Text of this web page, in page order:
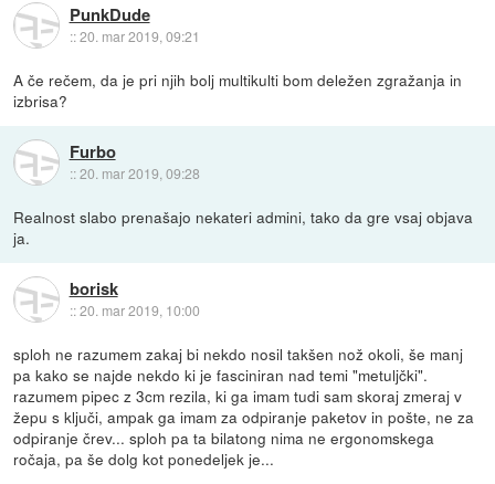
PunkDude
::20. mar 2019, 09:21
A če rečem, da je pri njih bolj multikulti bom deležen zgražanja in
izbrisa?
Furbo
::20. mar 2019, 09:28
Realnost slabo prenašajo nekateri admini, tako da gre vsaj objava
ja.
borisk
::20. mar 2019, 10:00
sploh ne razumem zakaj bi nekdo nosil takšen nož okoli, še manj
pa kako se najde nekdo ki je fasciniran nad temi "metuljčki".
razumem pipec z 3cm rezila, ki ga imam tudi sam skoraj zmeraj v
žepu s ključi, ampak ga imam za odpiranje paketov in pošte, ne za
odpiranje črev... sploh pa ta bilatong nima ne ergonomskega
ročaja, pa še dolg kot ponedeljek je...